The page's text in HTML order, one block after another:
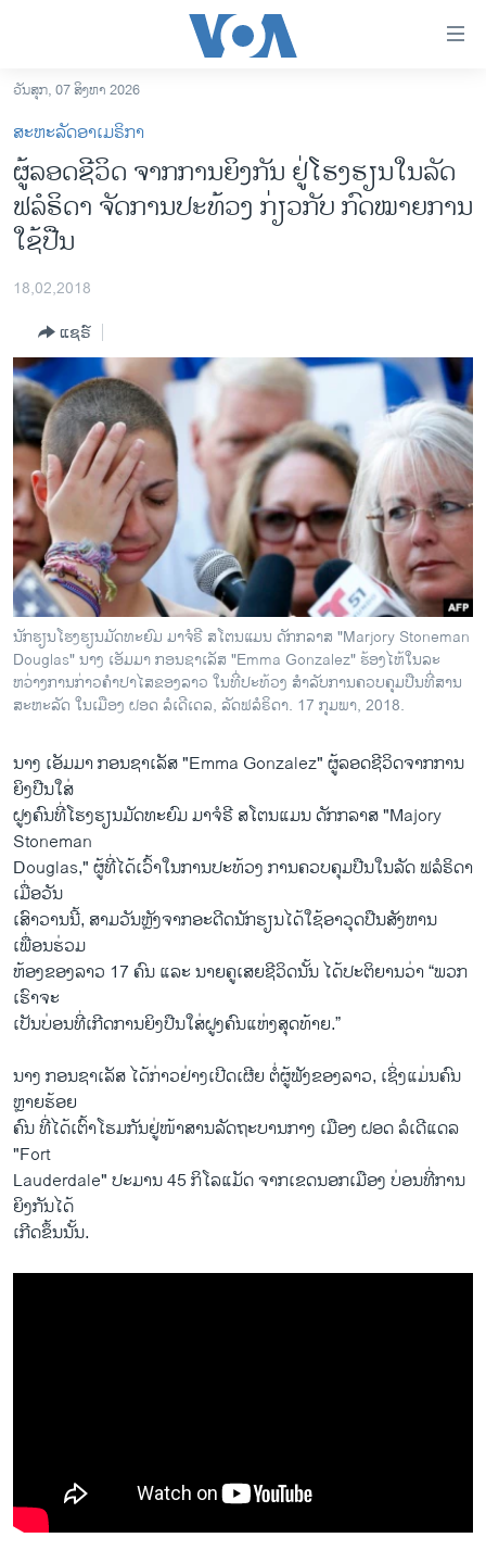
ເຂົ້າ
ຫາ
ຂ້າມ
ຂ້າມ
ຂ້າມ
ໄປ
ຫາ
ຊອກ
ລາວ
ອາເມຣິກາ
ການເລືອກຕັ້ງ ປະທານາທີບໍດີ ສະຫະລັດ 2024
ອິດສະຫຼະພາບດ້ານການຂ່າວ
ຊີວິດຊາວລາວ
ຊຸມຊົນຊາວລາວ
ວິທະຍາສາດ-ເທັກໂນໂລຈີ
ທຸລະກິດ
ພາສາອັງກິດ
ວີດີໂອ
ສຽງ
ລາຍການກະຈາຍສຽງ
ຕິດຕາມພວກເຮົາ ທີ່
ພາສາຕ່າງໆ
ວັນສຸກ, 07 ສິງຫາ 2026
ສະຫະລັດອາເມຣິກາ
ຜູ້ລອດຊີວິດ ຈາກການຍິງກັນ ຢູ່ໂຮງຮຽນໃນລັດ
ຟລໍຣິດາ ຈັດການປະທ້ວງ ກ່ຽວກັບ ກົດໝາຍການ
ໃຊ້ປືນ
18,02,2018
ແຊຣ໌
ນັກຮຽນໂຮງຮຽນມັດທະຍົມ ມາຈໍຣີ ສໂຕນແມນ ດັກກລາສ "Marjory Stoneman
Douglas" ນາງ ເອັມມາ ກອນຊາເລັສ "Emma Gonzalez" ຮ້ອງໄຫ້ໃນລະ
ຫວ່າງການກ່າວຄຳປາໄສຂອງລາວ ໃນທີ່ປະທ້ວງ ສຳລັບການຄວບຄຸມປືນທີ່ສານ
ສະຫະລັດ ໃນເມືອງ ຝອດ ລໍເດີເດລ, ລັດຟລໍຣິດາ. 17 ກຸມພາ, 2018.
ນາງ ເອັມມາ ກອນຊາເລັສ "Emma Gonzalez" ຜູ້ລອດຊີວິດຈາກການ
ຍິງປືນໃສ່
ຝູງຄົນທີ່ໂຮງຮຽນມັດທະຍົມ ມາຈໍຣີ ສໂຕນແມນ ດັກກລາສ "Majory
Stoneman
Douglas," ຜູ້ທີ່ໄດ້ເວົ້າໃນການປະທ້ວງ ການຄວບຄຸມປືນໃນລັດ ຟລໍຣິດາ
ເມື່ອວັນ
ເສົາວານນີ້, ສາມວັນຫຼັງຈາກອະດີດນັກຮຽນໄດ້ໃຊ້ອາວຸດປືນສັງຫານ
ເພື່ອນຮ່ວມ
ຫ້ອງຂອງລາວ 17 ຄົນ ແລະ ນາຍຄູເສຍຊີວິດນັ້ນ ໄດ້ປະຕິຍານວ່າ “ພວກ
ເຮົາຈະ
ເປັນບ່ອນທີ່ເກີດການຍິງປືນໃສ່ຝູງຄົນແຫ່ງສຸດທ້າຍ.”
ນາງ ກອນຊາເລັສ ໄດ້ກ່າວຢ່າງເປີດເຜີຍ ຕໍ່ຜູ້ຟັງຂອງລາວ, ເຊິ່ງແມ່ນຄົນ
ຫຼາຍຮ້ອຍ
ຄົນ ທີ່ໄດ້ເຕົ້າໂຮມກັນຢູ່ໜ້າສານລັດຖະບານກາງ ເມືອງ ຝອດ ລໍເດີແດລ
"Fort
Lauderdale" ປະມານ 45 ກິໂລແມັດ ຈາກເຂດນອກເມືອງ ບ່ອນທີ່ການ
ຍິງກັນໄດ້
ເກີດຂຶ້ນນັ້ນ.